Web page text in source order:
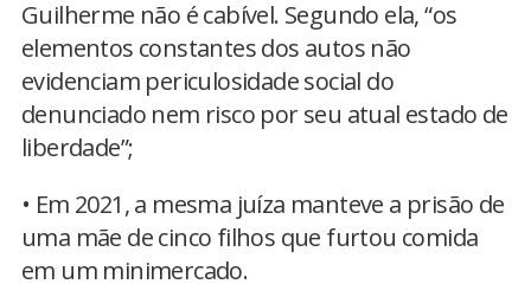
Guilherme não é cabível. Segundo ela, “os
elementos constantes dos autos não
evidenciam periculosidade social do
denunciado nem risco por seu atual estado de
liberdade”;
• Em 2021, a mesma juíza manteve a prisão de
uma mãe de cinco filhos que furtou comida
em um minimercado.